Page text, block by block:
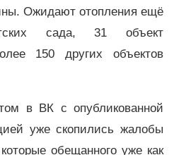
Ожидают отопления ещё
сада, 31 объект
150 других объектов
в ВК с опубликованной
уже скопились жалобы
обещанного уже как